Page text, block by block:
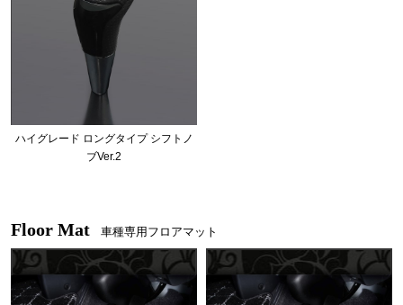
ハイグレード ロングタイプ シフトノ
ブVer.2
Floor Mat 車種専用フロアマット